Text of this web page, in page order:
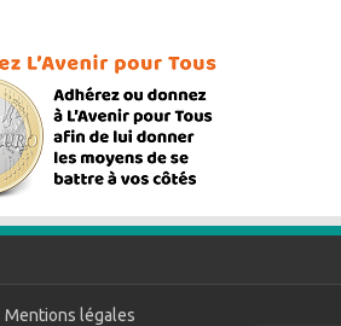
Mentions légales